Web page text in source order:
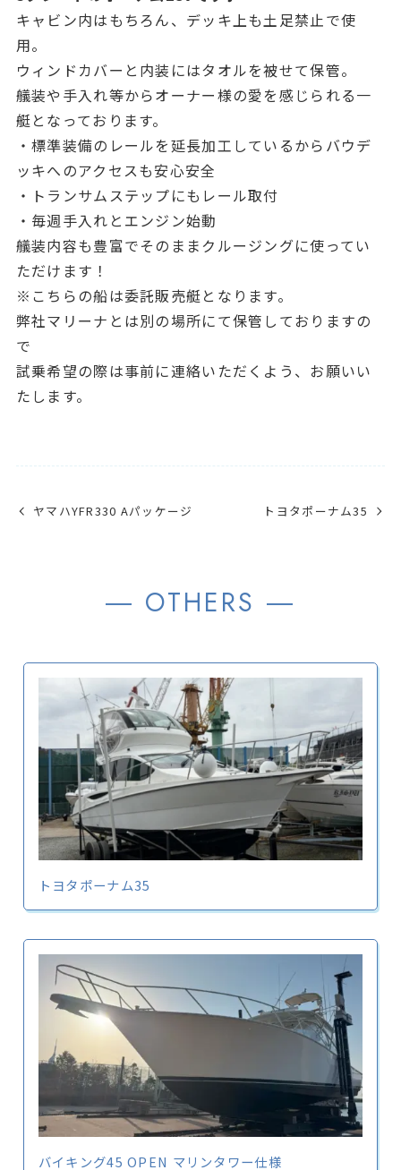
キャビン内はもちろん、デッキ上も土足禁止で使
用。
ウィンドカバーと内装にはタオルを被せて保管。
艤装や手入れ等からオーナー様の愛を感じられる一
艇となっております。
・標準装備のレールを延長加工しているからバウデ
ッキへのアクセスも安心安全
・トランサムステップにもレール取付
・毎週手入れとエンジン始動
艤装内容も豊富でそのままクルージングに使ってい
ただけます！
※こちらの船は委託販売艇となります。
弊社マリーナとは別の場所にて保管しておりますの
で
試乗希望の際は事前に連絡いただくよう、お願いい
たします。
ヤマハYFR330 Aパッケージ トヨタポーナム35
― OTHERS ―
トヨタポーナム35
バイキング45 OPEN マリンタワー仕様